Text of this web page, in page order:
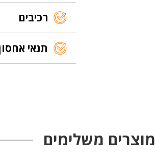
רכיבים
תנאי
מוצרים משלימים